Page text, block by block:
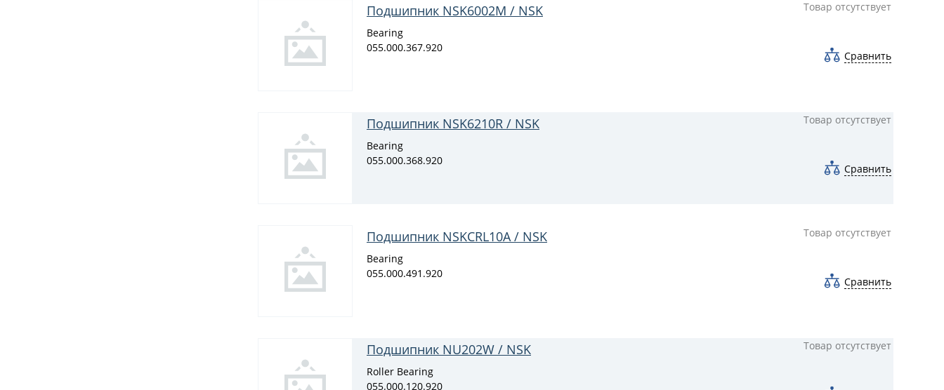
Подшипник NSK6002M / NSK
Товар отсутствует
Bearing
055.000.367.920
Сравнить
Подшипник NSK6210R / NSK
Товар отсутствует
Bearing
055.000.368.920
Сравнить
Подшипник NSKCRL10A / NSK
Товар отсутствует
Bearing
055.000.491.920
Сравнить
Подшипник NU202W / NSK
Товар отсутствует
Roller Bearing
055.000.120.920